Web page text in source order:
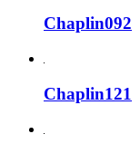
Chaplin092
Chaplin121